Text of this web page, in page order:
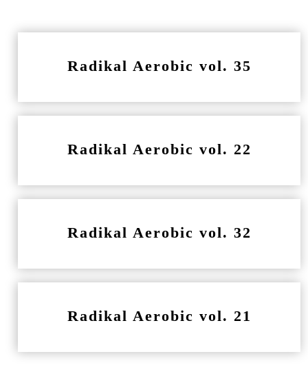
Radikal Aerobic vol. 35
Radikal Aerobic vol. 22
Radikal Aerobic vol. 32
Radikal Aerobic vol. 21